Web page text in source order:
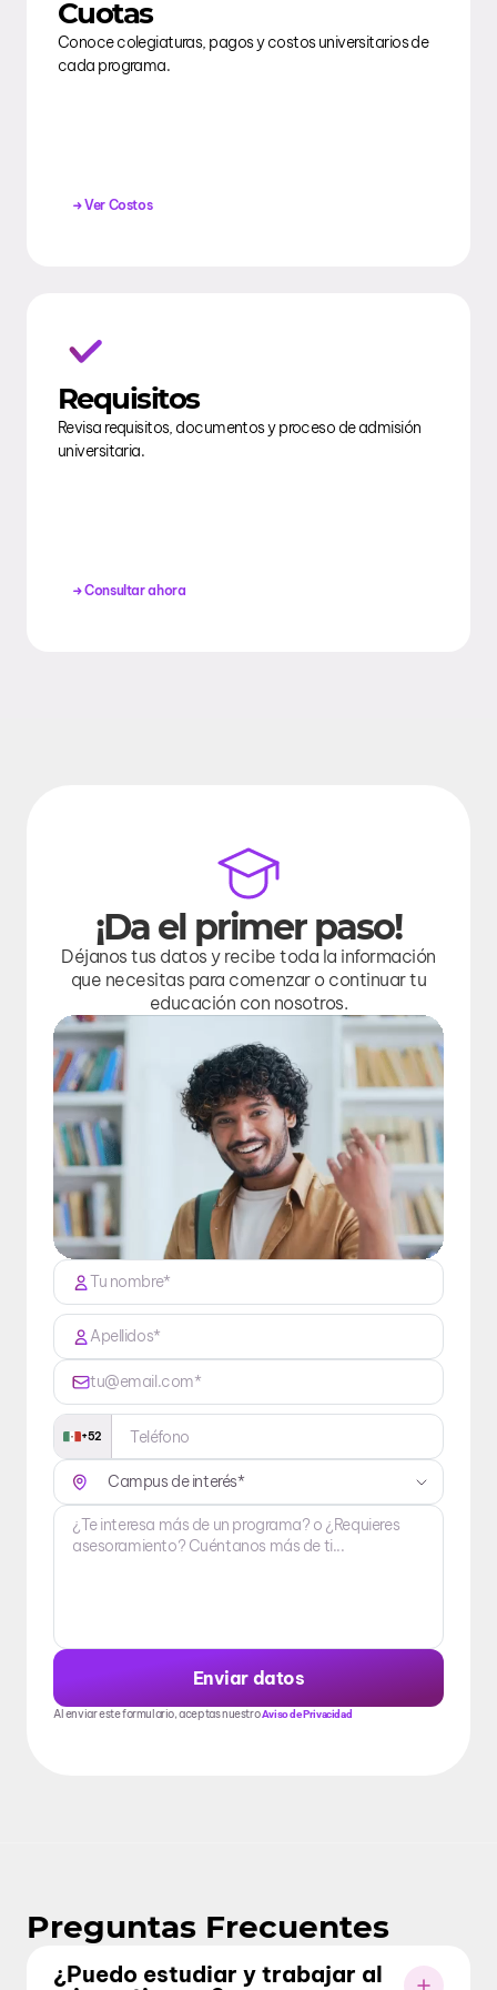
Cuotas
Conoce colegiaturas, pagos y costos universitarios de
cada programa.
Ver Costos
Requisitos
Revisa requisitos, documentos y proceso de admisión
universitaria.
Consultar ahora
¡Da el primer paso!
Déjanos tus datos y recibe toda la información
que necesitas para comenzar o continuar tu
educación con nosotros.
+52
Enviar datos
Al enviar este formulario, aceptas nuestroAviso de Privacidad
Preguntas Frecuentes
¿Puedo estudiar y trabajar al